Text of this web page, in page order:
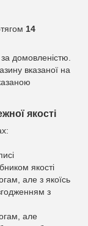
14
домовленістю.
вказаної на
якості
якості
але з якоїсь
з
але